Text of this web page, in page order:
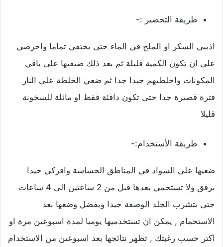
طريقة التحضير :-
اذيبي السكر او الملح في الماء حتى يختفي تماما واحرصي
على ان تكون الكمية قليلة ثم بعد ذلك ضيفيها على باقي
المكونات واخلطيهم جيدا جدا ثم ضعي الخلطة على النار
فترة قصيرة جدا حتى تكون دافئة فقط او مائلة للسخونة
قليلا
طريقة الأستخدام:-
ضعيها على السواد في المناطق الحساسة وافركي جيدا
برفق ولا تستحمي بعدها قبل من 2 ساعتين الى 4 ساعات
حتى يتشرب الجلد الوصفة جيدا ويفضل وضعها بعد
الاستحمام , يمكن ان تستخدميها يوميا لمدة اسبوعين مرة او
اكتر حسب رغبتك , تظهر نتائجها بعد اسبوعين من الاستخدام